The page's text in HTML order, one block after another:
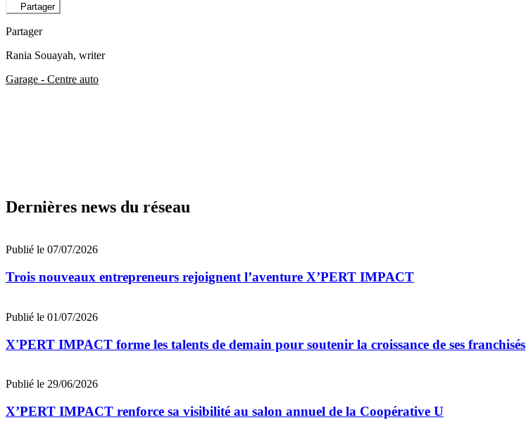
Partager
Partager
Rania Souayah, writer
Garage - Centre auto
Dernières news du réseau
Publié le 07/07/2026
Trois nouveaux entrepreneurs rejoignent l’aventure X’PERT IMPACT
Publié le 01/07/2026
X'PERT IMPACT forme les talents de demain pour soutenir la croissance de ses franchisés
Publié le 29/06/2026
X’PERT IMPACT renforce sa visibilité au salon annuel de la Coopérative U